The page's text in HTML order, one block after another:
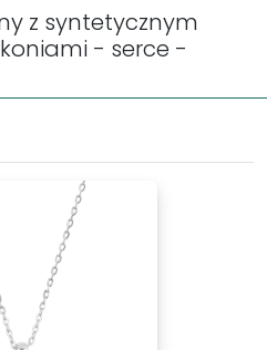
z syntetycznym
- serce -